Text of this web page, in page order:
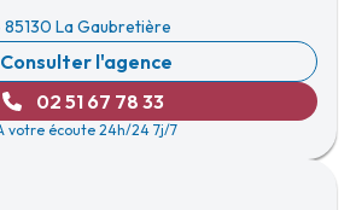
85130 La Gaubretière
Consulter l'agence
02 51 67 78 33
votre écoute 24h/24 7j/7